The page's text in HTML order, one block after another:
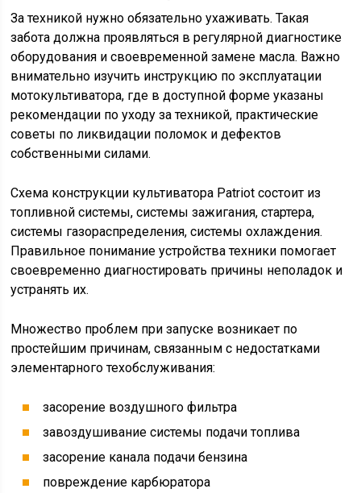
За техникой нужно обязательно ухаживать. Такая
забота должна проявляться в регулярной диагностике
оборудования и своевременной замене масла. Важно
внимательно изучить инструкцию по эксплуатации
мотокультиватора, где в доступной форме указаны
рекомендации по уходу за техникой, практические
советы по ликвидации поломок и дефектов
собственными силами.
Схема конструкции культиватора Patriot состоит из
топливной системы, системы зажигания, стартера,
системы газораспределения, системы охлаждения.
Правильное понимание устройства техники помогает
своевременно диагностировать причины неполадок и
устранять их.
Множество проблем при запуске возникает по
простейшим причинам, связанным с недостатками
элементарного техобслуживания:
засорение воздушного фильтра
завоздушивание системы подачи топлива
засорение канала подачи бензина
повреждение карбюратора